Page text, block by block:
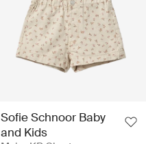
Sofie Schnoor Baby
and Kids